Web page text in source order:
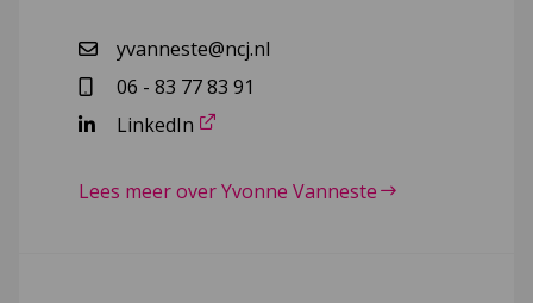
yvanneste@ncj.nl
06 - 83 77 83 91
LinkedIn
Lees meer over Yvonne Vanneste